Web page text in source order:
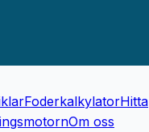
FoderkalkylatorHitta
Om oss